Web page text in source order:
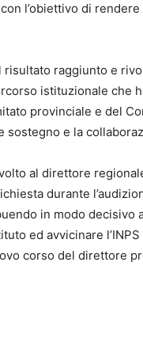
l’obiettivo di
raggiunto e
istituzionale che
provinciale e del
sostegno e la
al direttore
durante
in modo decisivo
ed avvicinare
corso del direttore